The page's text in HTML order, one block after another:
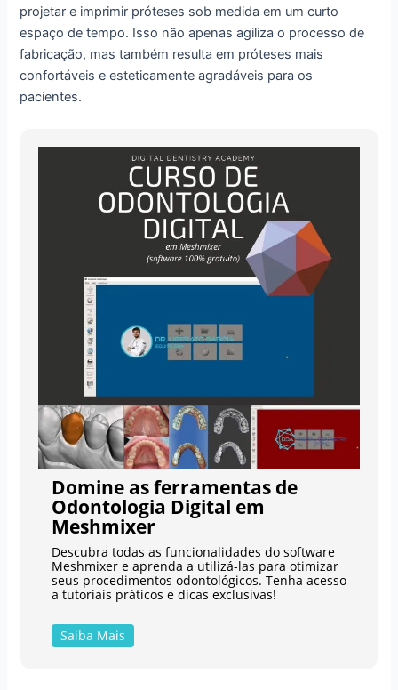
projetar e imprimir próteses sob medida em um curto
espaço de tempo. Isso não apenas agiliza o processo de
fabricação, mas também resulta em próteses mais
confortáveis e esteticamente agradáveis para os
pacientes.
Domine as ferramentas de
Odontologia Digital em
Meshmixer
Descubra todas as funcionalidades do software
Meshmixer e aprenda a utilizá-las para otimizar
seus procedimentos odontológicos. Tenha acesso
a tutoriais práticos e dicas exclusivas!
Saiba Mais